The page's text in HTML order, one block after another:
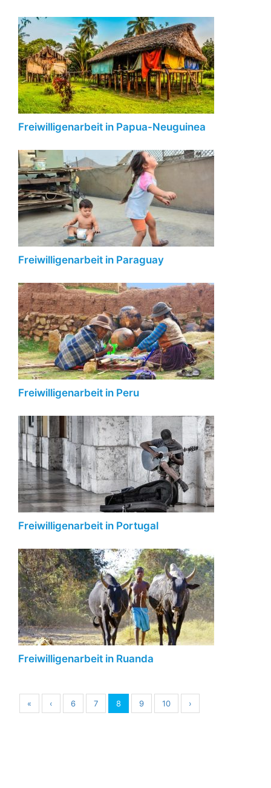
Freiwilligenarbeit in Papua-Neuguinea
Freiwilligenarbeit in Paraguay
Freiwilligenarbeit in Peru
Freiwilligenarbeit in Portugal
Freiwilligenarbeit in Ruanda
« ‹ 6 7 8 9 10 ›